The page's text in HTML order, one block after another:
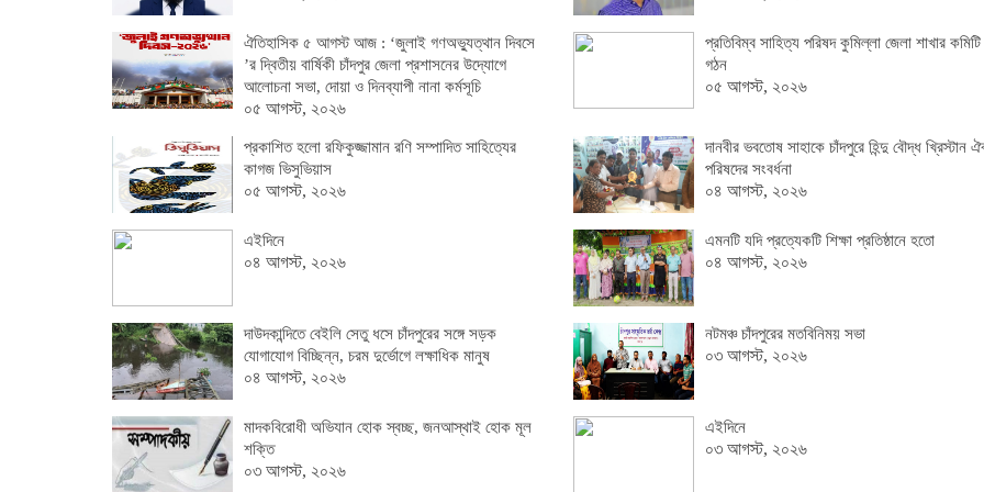
ঐতিহাসিক ৫ আগস্ট আজ : ‘জুলাই গণঅভ্যুত্থান দিবসে
’র দ্বিতীয় বার্ষিকী চাঁদপুর জেলা প্রশাসনের উদ্যোগে
আলোচনা সভা, দোয়া ও দিনব্যাপী নানা কর্মসূচি
০৫ আগস্ট, ২০২৬
প্রতিবিম্ব সাহিত্য পরিষদ কুমিল্লা জেলা শাখার কমিটি
গঠন
০৫ আগস্ট, ২০২৬
প্রকাশিত হলো রফিকুজ্জামান রণি সম্পাদিত সাহিত্যের
কাগজ ভিসুভিয়াস
০৫ আগস্ট, ২০২৬
দানবীর ভবতোষ সাহাকে চাঁদপুরে হিন্দু বৌদ্ধ খ্রিস্টান
পরিষদের সংবর্ধনা
০৪ আগস্ট, ২০২৬
এইদিনে
০৪ আগস্ট, ২০২৬
এমনটি যদি প্রত্যেকটি শিক্ষা প্রতিষ্ঠানে হতো
০৪ আগস্ট, ২০২৬
দাউদকান্দিতে বেইলি সেতু ধসে চাঁদপুরের সঙ্গে সড়ক
যোগাযোগ বিচ্ছিন্ন, চরম দুর্ভোগে লক্ষাধিক মানুষ
০৪ আগস্ট, ২০২৬
নটমঞ্চ চাঁদপুরের মতবিনিময় সভা
০৩ আগস্ট, ২০২৬
মাদকবিরোধী অভিযান হোক স্বচ্ছ, জনআস্থাই হোক মূল
শক্তি
০৩ আগস্ট, ২০২৬
এইদিনে
০৩ আগস্ট, ২০২৬